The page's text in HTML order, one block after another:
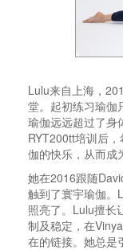
Lulu来自上海，
堂。起初练习瑜伽
瑜伽远远超过了身
RYT200tt培训后
伽的快乐，从而成
她在2016跟随
触到了寰宇瑜伽。
照亮了。 Lulu擅长
制及稳定，在
在的链接。她总是